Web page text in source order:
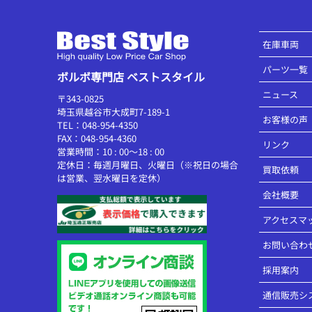
ボルボ専門店 ベストスタイル
〒343-0825
埼玉県越谷市大成町7-189-1
TEL：048-954-4350
FAX：048-954-4360
営業時間：10 : 00～18 : 00
定休日：毎週月曜日、火曜日（※祝日の場合
は営業、翌水曜日を定休）
在庫車両
パーツ一覧
ニュース
お客様の声
リンク
買取依頼
会社概要
アクセスマ
お問い合わ
採用案内
通信販売シ